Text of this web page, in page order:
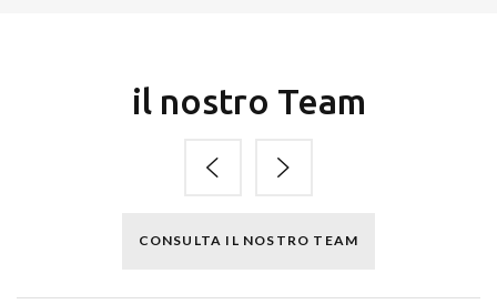
il nostro Team
CONSULTA IL NOSTRO TEAM